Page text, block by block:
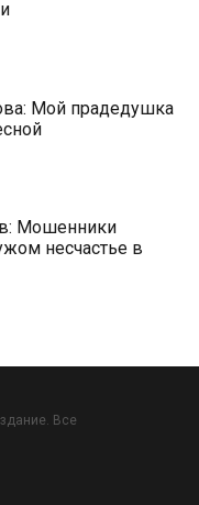
Мой прадедушка
Мошенники
несчастье в
Все